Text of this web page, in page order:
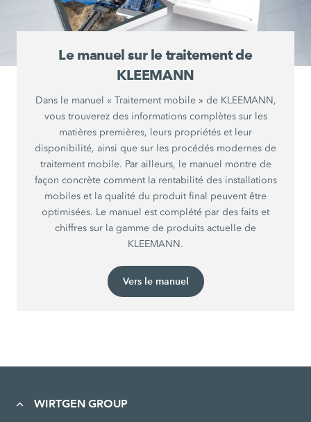
Le manuel sur le traitement de
KLEEMANN
Dans le manuel « Traitement mobile » de KLEEMANN,
vous trouverez des informations complètes sur les
matières premières, leurs propriétés et leur
disponibilité, ainsi que sur les procédés modernes de
traitement mobile. Par ailleurs, le manuel montre de
façon concrète comment la rentabilité des installations
mobiles et la qualité du produit final peuvent être
optimisées. Le manuel est complété par des faits et
chiffres sur la gamme de produits actuelle de
KLEEMANN.
Vers le manuel
WIRTGEN GROUP